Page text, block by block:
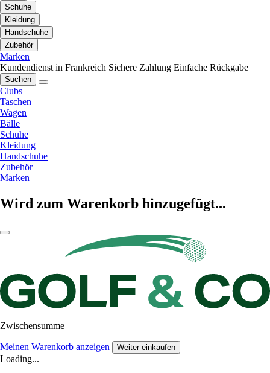
Schuhe
Kleidung
Handschuhe
Zubehör
Marken
Kundendienst in Frankreich Sichere Zahlung Einfache Rückgabe
Suchen
Clubs
Taschen
Wagen
Bälle
Schuhe
Kleidung
Handschuhe
Zubehör
Marken
Wird zum Warenkorb hinzugefügt...
Zwischensumme
Meinen Warenkorb anzeigen Weiter einkaufen
Loading...